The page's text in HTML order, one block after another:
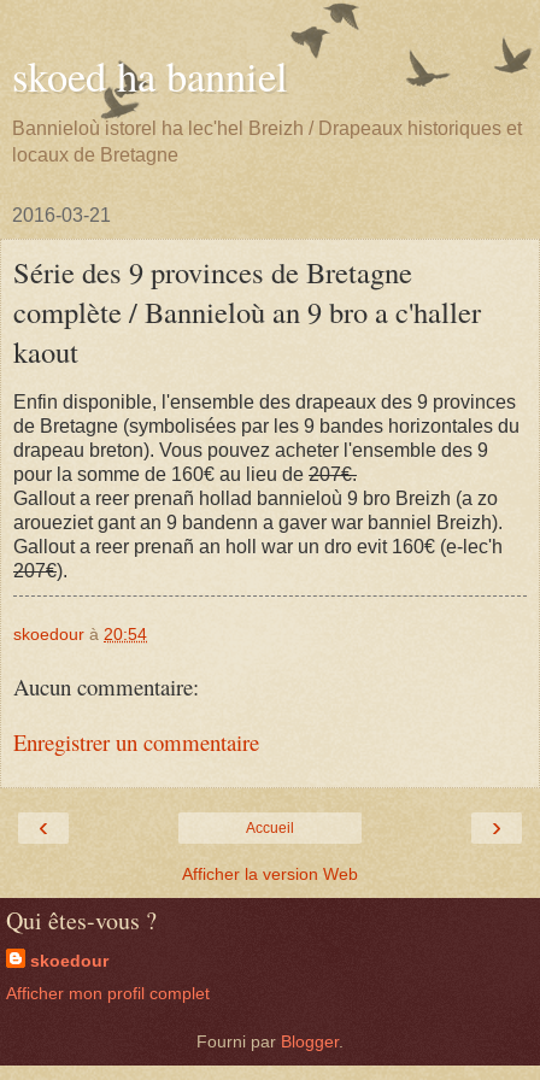
skoed ha banniel
Bannieloù istorel ha lec'hel Breizh / Drapeaux historiques et
locaux de Bretagne
2016-03-21
Série des 9 provinces de Bretagne
complète / Bannieloù an 9 bro a c'haller
kaout
Enfin disponible, l'ensemble des drapeaux des 9 provinces
de Bretagne (symbolisées par les 9 bandes horizontales du
drapeau breton). Vous pouvez acheter l'ensemble des 9
pour la somme de 160€ au lieu de 207€.
Gallout a reer prenañ hollad bannieloù 9 bro Breizh (a zo
aroueziet gant an 9 bandenn a gaver war banniel Breizh).
Gallout a reer prenañ an holl war un dro evit 160€ (e-lec'h
207€).
skoedour à 20:54
Aucun commentaire:
Enregistrer un commentaire
‹ ›
Accueil
Afficher la version Web
Qui êtes-vous ?
skoedour
Afficher mon profil complet
Fourni par Blogger.